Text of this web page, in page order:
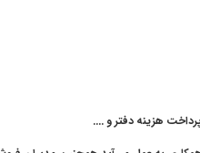
پرداخت هزینه دفتر و ....